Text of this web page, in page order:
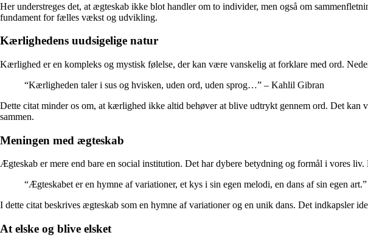
Her understreges det, at ægteskab ikke blot handler om to individer, men også om
fundament for fælles vækst og udvikling.
Kærlighedens uudsigelige natur
Kærlighed er en kompleks og mystisk følelse, der kan være vanskelig at forklare med ord.
“Kærligheden taler i sus og hvisken, uden ord, uden sprog…” – Kahlil Gibran
Dette citat minder os om, at kærlighed ikke altid behøver at blive udtrykt gennem ord. Det
sammen.
Meningen med ægteskab
Ægteskab er mere end bare en social institution. Det har dybere betydning og formål i vores
“Ægteskabet er en hymne af variationer, et kys i sin egen melodi, en dans af sin egen art.”
I dette citat beskrives ægteskab som en hymne af variationer og en unik dans. Det indkapsler
At elske og blive elsket